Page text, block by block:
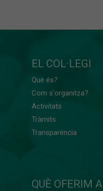
EL COL·LEGI
Què és?
Com s'organitza?
Activitats
Tràmits
Transparència
QUÈ OFERIM